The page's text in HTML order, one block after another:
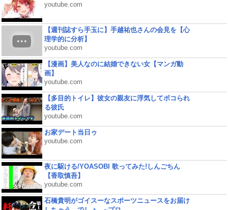
youtube.com
【週刊誌すら手玉に】手越祐也さんの会見を【心
理学的に分析】
youtube.com
【漫画】美人なのに結婚できない女【マンガ動
画】
youtube.com
【多目的トイレ】彼女の親友に浮気してボコられ
る彼氏
youtube.com
お家デート当日ゥ
youtube.com
夜に駆ける/YOASOBI 歌ってみた!しんごちん
【香取慎吾】
youtube.com
石橋貴明がゴイスーなスポーツニュースをお届け